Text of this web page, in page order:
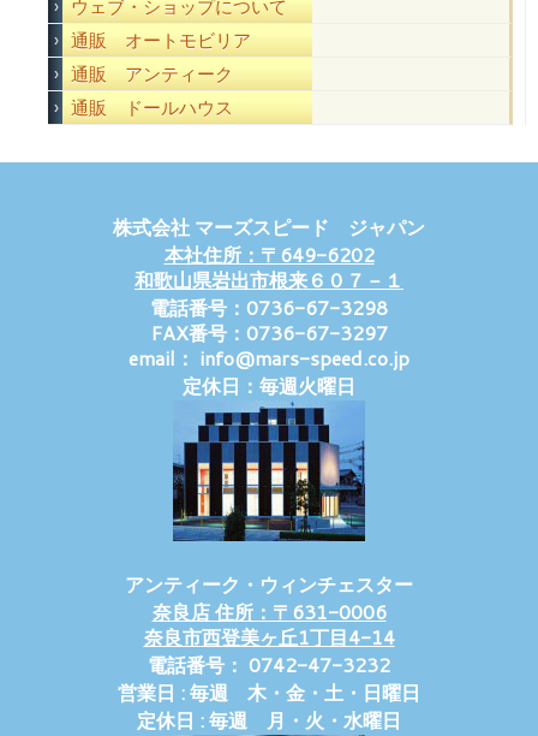
ウェブ・ショップについて
通販 オートモビリア
通販 アンティーク
通販 ドールハウス
株式会社 マーズスピード ジャパン
本社住所：〒649-6202
和歌山県岩出市根来６０７－１
電話番号：0736-67-3298
FAX番号：0736-67-3297
email： info@mars-speed.co.jp
定休日：毎週火曜日
アンティーク・ウィンチェスター
奈良店 住所：〒631-0006
奈良市西登美ヶ丘1丁目4-14
電話番号： 0742-47-3232
営業日 : 毎週 木・金・土・日曜日
定休日 : 毎週 月・火・水曜日